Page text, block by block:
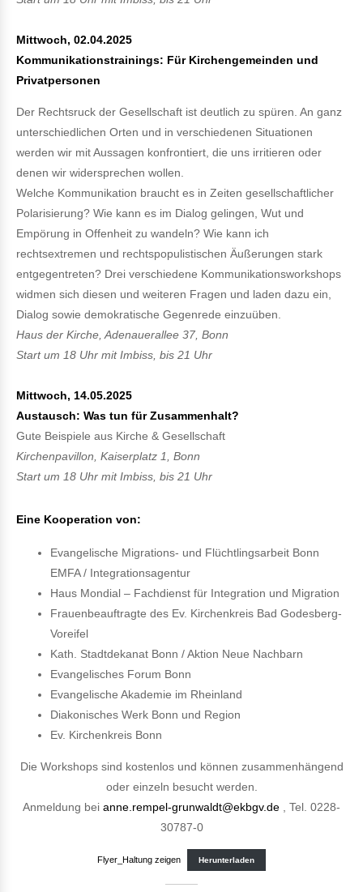
Mittwoch, 02.04.2025
Kommunikationstrainings: Für Kirchengemeinden und
Privatpersonen
Der Rechtsruck der Gesellschaft ist deutlich zu spüren. An ganz
unterschiedlichen Orten und in verschiedenen Situationen
werden wir mit Aussagen konfrontiert, die uns irritieren oder
denen wir widersprechen wollen.
Welche Kommunikation braucht es in Zeiten gesellschaftlicher
Polarisierung? Wie kann es im Dialog gelingen, Wut und
Empörung in Offenheit zu wandeln? Wie kann ich
rechtsextremen und rechtspopulistischen Äußerungen stark
entgegentreten? Drei verschiedene Kommunikationsworkshops
widmen sich diesen und weiteren Fragen und laden dazu ein,
Dialog sowie demokratische Gegenrede einzuüben.
Haus der Kirche, Adenauerallee 37, Bonn
Start um 18 Uhr mit Imbiss, bis 21 Uhr
Mittwoch, 14.05.2025
Austausch: Was tun für Zusammenhalt?
Gute Beispiele aus Kirche & Gesellschaft
Kirchenpavillon, Kaiserplatz 1, Bonn
Start um 18 Uhr mit Imbiss, bis 21 Uhr
Eine Kooperation von:
Evangelische Migrations- und Flüchtlingsarbeit Bonn
EMFA / Integrationsagentur
Haus Mondial – Fachdienst für Integration und Migration
Frauenbeauftragte des Ev. Kirchenkreis Bad Godesberg-
Voreifel
Kath. Stadtdekanat Bonn / Aktion Neue Nachbarn
Evangelisches Forum Bonn
Evangelische Akademie im Rheinland
Diakonisches Werk Bonn und Region
Ev. Kirchenkreis Bonn
Die Workshops sind kostenlos und können zusammenhängend
oder einzeln besucht werden.
Anmeldung bei anne.rempel-grunwaldt@ekbgv.de , Tel. 0228-
30787-0
Flyer_Haltung zeigen Herunterladen